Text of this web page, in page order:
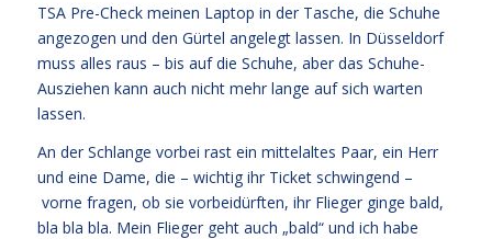
TSA Pre-Check meinen Laptop in der Tasche, die Schuhe
angezogen und den Gürtel angelegt lassen. In Düsseldorf
muss alles raus – bis auf die Schuhe, aber das Schuhe-
Ausziehen kann auch nicht mehr lange auf sich warten
lassen.
An der Schlange vorbei rast ein mittelaltes Paar, ein Herr
und eine Dame, die – wichtig ihr Ticket schwingend –
vorne fragen, ob sie vorbeidürften, ihr Flieger ginge bald,
bla bla bla. Mein Flieger geht auch „bald“ und ich habe